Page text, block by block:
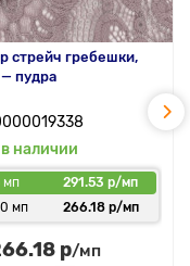
стрейч гребешки,
пудра
в наличии
мп
291.53 р/мп
мп
266.18 р/мп
р/мп